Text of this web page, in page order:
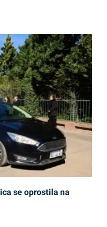
se oprostila na